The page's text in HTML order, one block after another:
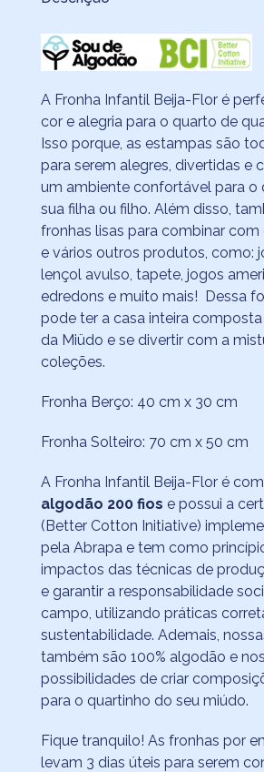
A Fronha Infantil Beija-Flor é
cor e alegria para o quarto de
Isso porque, as estampas são
para serem alegres, divertidas e
um ambiente confortável para o
sua filha ou filho. Além disso,
fronhas lisas para combinar
e vários outros produtos, como:
lençol avulso, tapete, jogos
edredons e muito mais! Dessa
pode ter a casa inteira
da Miüdo e se divertir com a
coleções.
Fronha Berço: 40 cm x 30 cm
Fronha Solteiro: 70 cm x 50 cm
A Fronha Infantil Beija-Flor é
algodão 200 fios e possui a
(Better Cotton Initiative)
pela Abrapa e tem como
impactos das técnicas de
e garantir a responsabilidade
campo, utilizando práticas
sustentabilidade.​ Ademais,
também são 100% algodão e
possibilidades de criar
para o quartinho do seu miúdo.
Fique tranquilo! As fronhas por
levam 3 dias úteis para serem